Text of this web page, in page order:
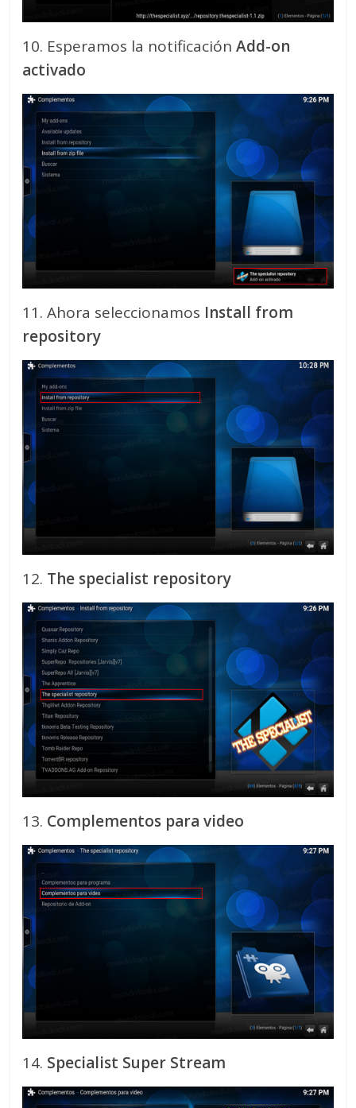
10. Esperamos la notificaciónAdd-on
activado
11. Ahora seleccionamos Install from
repository
12. The specialist repository
13. Complementos para video
14. Specialist Super Stream